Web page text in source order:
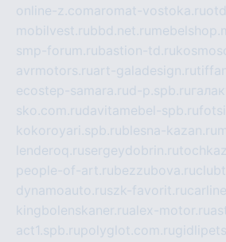
online-z.comaromat-vostoka.ru
mobilvest.rubbd.net.ru
smp-forum.rubastion-td.ru
avrmotors.ruart-galadesign.ru
ecostep-samara.rud-p.spb.ru
sko.com.rudavitamebel-spb.ru
kokoroyari.spb.rublesna-kazan.ru
lenderoq.rusergeydobrin.ru
people-of-art.rubezzubova.ru
dynamoauto.ruszk-favorit.ru
kingbolenskaner.rualex-motor.ru
act1.spb.rupolyglot.com.ru